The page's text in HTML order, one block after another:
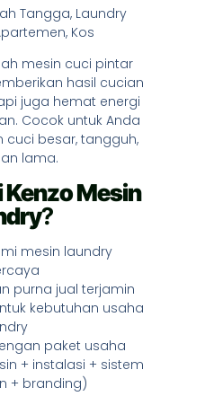
Tangga, Laundry
Kos
mesin cuci pintar
hasil cucian
juga hemat energi
Cocok untuk Anda
besar, tangguh,
lama.
Kenzo Mesin
?
mesin laundry
purna jual terjamin
kebutuhan usaha
paket usaha
+ instalasi + sistem
+ branding)